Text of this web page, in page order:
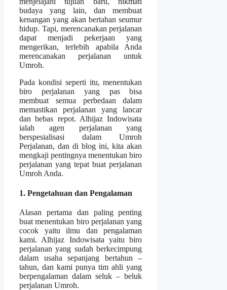
budaya yang lain, dan membuat
kenangan yang akan bertahan seumur
hidup. Tapi, merencanakan perjalanan
dapat menjadi pekerjaan yang
mengerikan, terlebih apabila Anda
merencanakan perjalanan untuk
Umroh.
Pada kondisi seperti itu, menentukan
biro perjalanan yang pas bisa
membuat semua perbedaan dalam
memastikan perjalanan yang lancar
dan bebas repot. Alhijaz Indowisata
ialah agen perjalanan yang
berspesialisasi dalam Umroh
Perjalanan, dan di blog ini, kita akan
mengkaji pentingnya menentukan biro
perjalanan yang tepat buat perjalanan
Umroh Anda.
1. Pengetahuan dan Pengalaman
Alasan pertama dan paling penting
buat menentukan biro perjalanan yang
cocok yaitu ilmu dan pengalaman
kami. Alhijaz Indowisata yaitu biro
perjalanan yang sudah berkecimpung
dalam usaha sepanjang bertahun –
tahun, dan kami punya tim ahli yang
berpengalaman dalam seluk – beluk
perjalanan Umroh.